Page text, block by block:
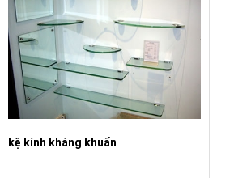
kệ kính kháng khuẩn